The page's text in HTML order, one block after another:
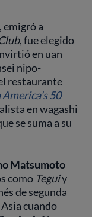
emigró a
, fue elegido
en uan
nipo-
restaurante
America's 50
en wagashi
se suma a su
Matsumoto
como Teguiy
de segunda
cuando